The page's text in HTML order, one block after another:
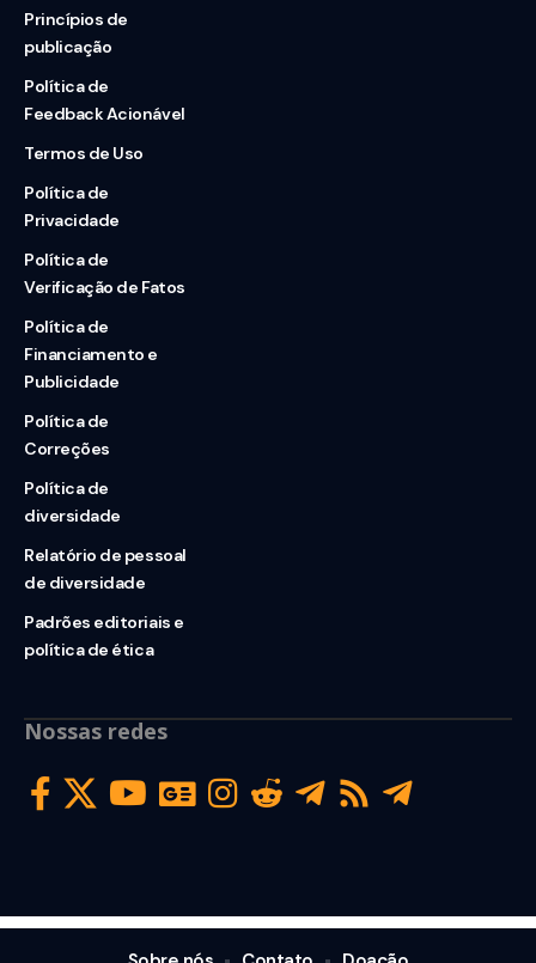
Princípios de
publicação
Política de
Feedback Acionável
Termos de Uso
Política de
Privacidade
Política de
Verificação de Fatos
Política de
Financiamento e
Publicidade
Política de
Correções
Política de
diversidade
Relatório de pessoal
de diversidade
Padrões editoriais e
política de ética
Nossas redes